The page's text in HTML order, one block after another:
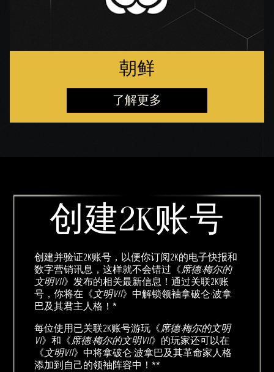
朝鲜
了解更多
创建2K账号
创建并验证2K账号，以便你订阅2K的电子快报和
数字营销讯息，这样就不会错过《席德·梅尔的
文明VII》发布的相关最新信息！通过关联2K账
号，你将在《文明VII》中解锁领袖拿破仑·波拿
巴及其君主人格！*
每位使用已关联2K账号游玩《席德·梅尔的文明
VI》和《席德·梅尔的文明VII》的玩家还可以在
《文明VII》中将拿破仑·波拿巴及其革命家人格
添加到自己的领袖阵容中！**